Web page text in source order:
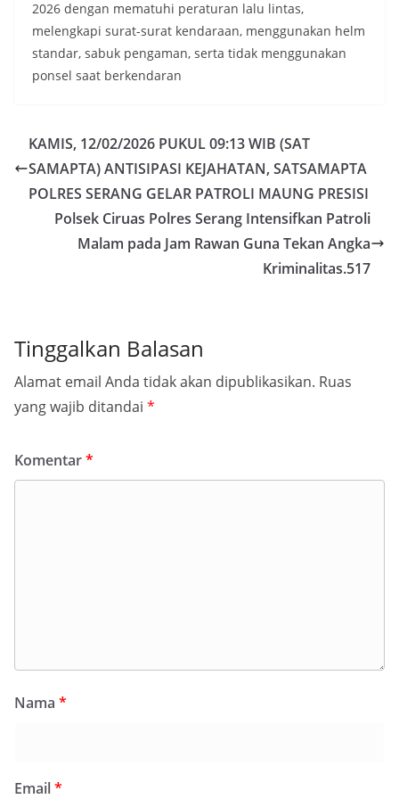
2026 dengan mematuhi peraturan lalu lintas,
melengkapi surat-surat kendaraan, menggunakan helm
standar, sabuk pengaman, serta tidak menggunakan
ponsel saat berkendaran
KAMIS, 12/02/2026 PUKUL 09:13 WIB (SAT
SAMAPTA) ANTISIPASI KEJAHATAN, SATSAMAPTA
POLRES SERANG GELAR PATROLI MAUNG PRESISI
Polsek Ciruas Polres Serang Intensifkan Patroli
Malam pada Jam Rawan Guna Tekan Angka
Kriminalitas.517
Tinggalkan Balasan
Alamat email Anda tidak akan dipublikasikan. Ruas
yang wajib ditandai *
Komentar*
Nama *
Email*